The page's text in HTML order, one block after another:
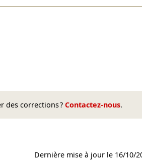
des corrections ? Contactez-nous.
Dernière mise à jour le 16/10/